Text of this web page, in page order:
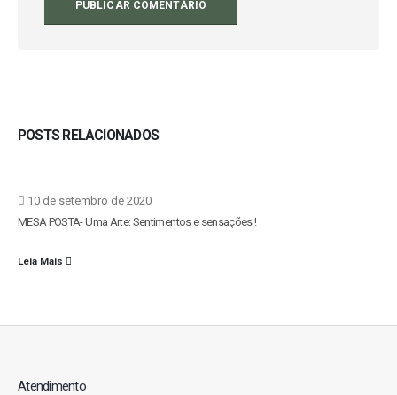
POSTS RELACIONADOS
10 de setembro de 2020
MESA POSTA- Uma Arte: Sentimentos e sensações !
Leia Mais
Atendimento